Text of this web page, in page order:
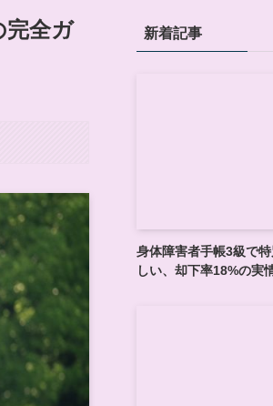
完全ガ
新着記事
身体障害者手帳3級で
しい、却下率18%の実